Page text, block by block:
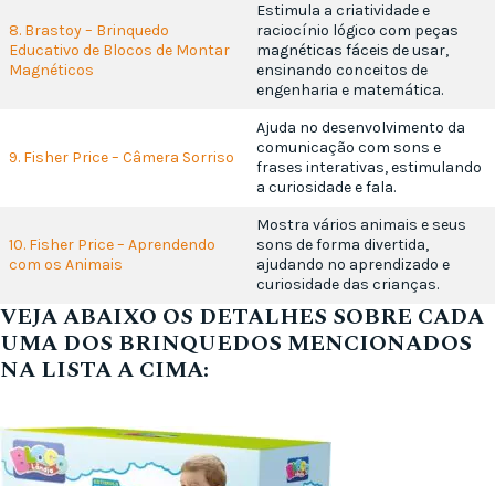
8. Brastoy – Brinquedo
Educativo de Blocos de Montar
Magnéticos
Estimula a criatividade e
raciocínio lógico com peças
magnéticas fáceis de usar,
ensinando conceitos de
engenharia e matemática.
9. Fisher Price – Câmera Sorriso
Ajuda no desenvolvimento da
comunicação com sons e
frases interativas, estimulando
a curiosidade e fala.
10. Fisher Price – Aprendendo
com os Animais
Mostra vários animais e seus
sons de forma divertida,
ajudando no aprendizado e
curiosidade das crianças.
VEJA ABAIXO OS DETALHES SOBRE CADA
UMA DOS BRINQUEDOS MENCIONADOS
NA LISTA A CIMA: